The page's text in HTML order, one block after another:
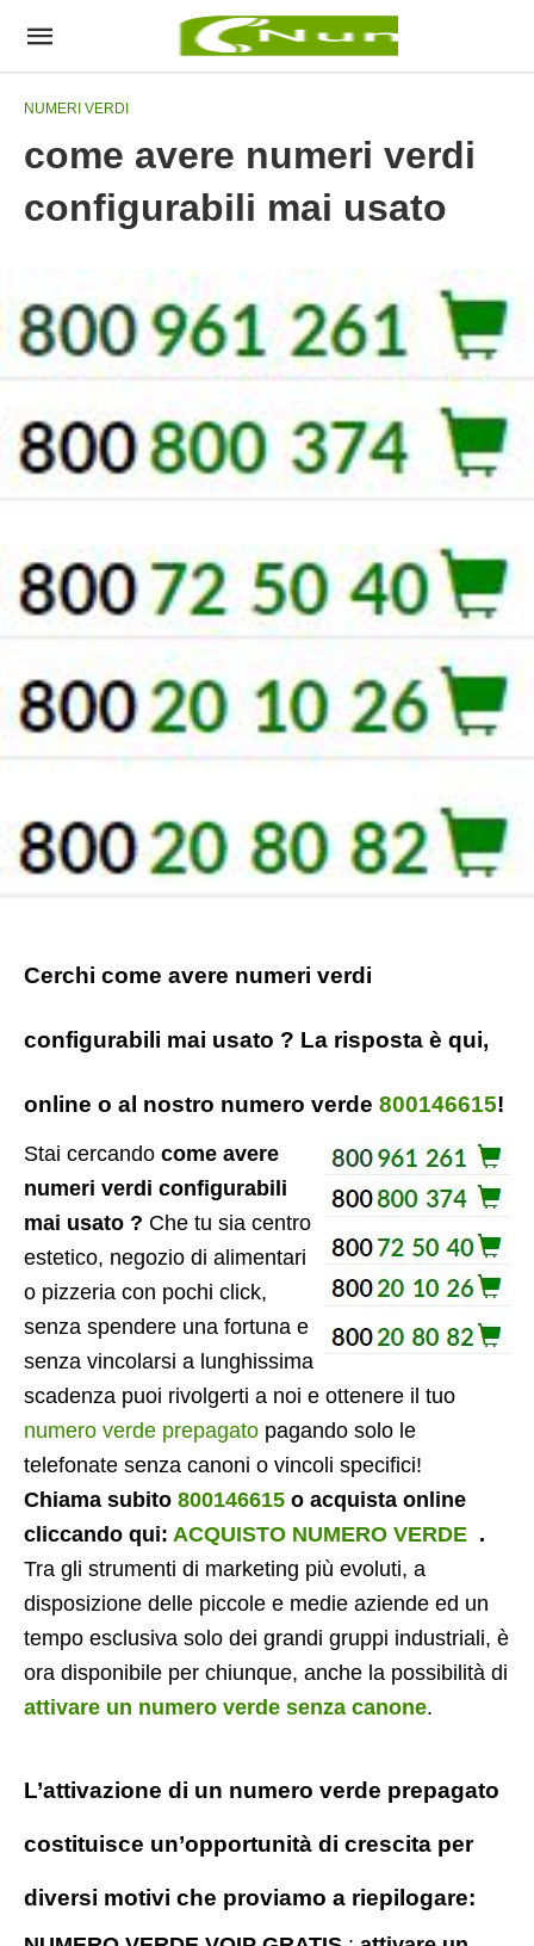
NUMERI VERDI
come avere numeri verdi
configurabili mai usato
Cerchi come avere numeri verdi
configurabili mai usato ? La risposta è qui,
online o al nostro numero verde 800146615!
Stai cercando come avere
numeri verdi configurabili
mai usato ? Che tu sia centro
estetico, negozio di alimentari
o pizzeria con pochi click,
senza spendere una fortuna e
senza vincolarsi a lunghissima
scadenza puoi rivolgerti a noi e ottenere il tuo
numero verde prepagato pagando solo le
telefonate senza canoni o vincoli specifici!
Chiama subito 800146615 o acquista online
cliccando qui: ACQUISTO NUMERO VERDE .
Tra gli strumenti di marketing più evoluti, a
disposizione delle piccole e medie aziende ed un
tempo esclusiva solo dei grandi gruppi industriali, è
ora disponibile per chiunque, anche la possibilità di
attivare un numero verde senza canone.
L’attivazione di un numero verde prepagato
costituisce un’opportunità di crescita per
diversi motivi che proviamo a riepilogare: